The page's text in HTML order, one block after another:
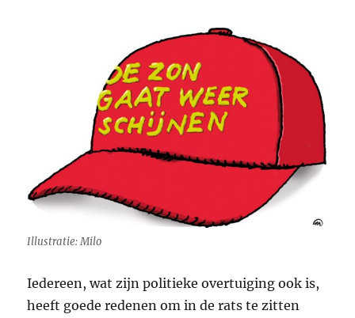
Illustratie: Milo
Iedereen, wat zijn politieke overtuiging ook is,
heeft goede redenen om in de rats te zitten